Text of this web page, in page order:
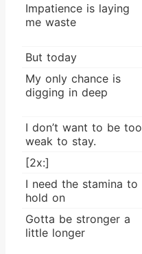
Impatience is laying
me waste
But today
My only chance is
digging in deep
I don’t want to be too
weak to stay.
[2x:]
I need the stamina to
hold on
Gotta be stronger a
little longer